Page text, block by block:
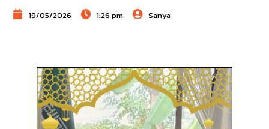
19/05/2026 1:26 pm Sanya